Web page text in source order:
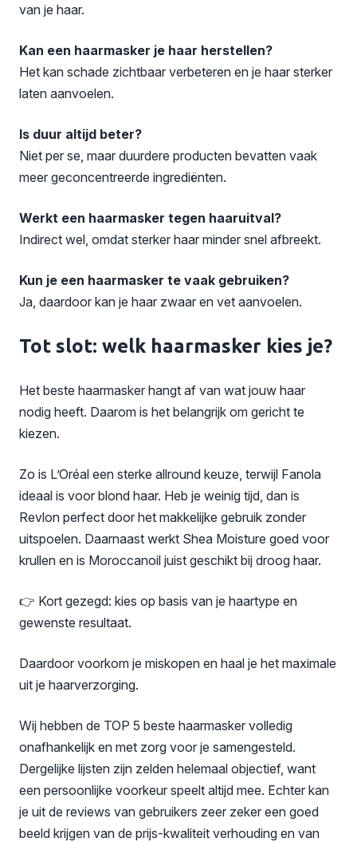
van je haar.
Kan een haarmasker je haar herstellen?
Het kan schade zichtbaar verbeteren en je haar sterker
laten aanvoelen.
Is duur altijd beter?
Niet per se, maar duurdere producten bevatten vaak
meer geconcentreerde ingrediënten.
Werkt een haarmasker tegen haaruitval?
Indirect wel, omdat sterker haar minder snel afbreekt.
Kun je een haarmasker te vaak gebruiken?
Ja, daardoor kan je haar zwaar en vet aanvoelen.
Tot slot: welk haarmasker kies je?
Het beste haarmasker hangt af van wat jouw haar
nodig heeft. Daarom is het belangrijk om gericht te
kiezen.
Zo is L’Oréal een sterke allround keuze, terwijl Fanola
ideaal is voor blond haar. Heb je weinig tijd, dan is
Revlon perfect door het makkelijke gebruik zonder
uitspoelen. Daarnaast werkt Shea Moisture goed voor
krullen en is Moroccanoil juist geschikt bij droog haar.
👉 Kort gezegd: kies op basis van je haartype en
gewenste resultaat.
Daardoor voorkom je miskopen en haal je het maximale
uit je haarverzorging.
Wij hebben de TOP 5 beste haarmasker volledig
onafhankelijk en met zorg voor je samengesteld.
Dergelijke lijsten zijn zelden helemaal objectief, want
een persoonlijke voorkeur speelt altijd mee. Echter kan
je uit de reviews van gebruikers zeer zeker een goed
beeld krijgen van de prijs-kwaliteit verhouding en van